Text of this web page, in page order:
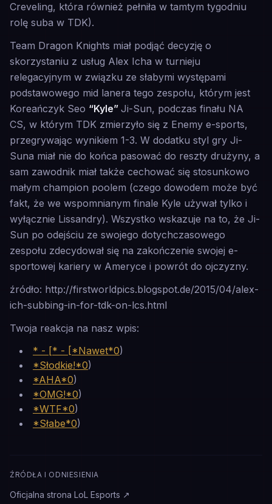
Creveling, która również pełniła w tamtym tygodniu
rolę suba w TDK).
Team Dragon Knights miał podjąć decyzję o
skorzystaniu z usług Alex Icha w turnieju
relegacyjnym w związku ze słabymi występami
podstawowego mid lanera tego zespołu, którym jest
Koreańczyk Seo “Kyle” Ji-Sun, podczas finału NA
CS, w którym TDK zmierzyło się z Enemy e-sports,
przegrywając wynikiem 1-3. W dodatku styl gry Ji-
Suna miał nie do końca pasować do reszty drużyny, a
sam zawodnik miał także cechować się stosunkowo
małym champion poolem (czego dowodem może być
fakt, że we wspomnianym finale Kyle używał tylko i
wyłącznie Lissandry). Wszystko wskazuje na to, że Ji-
Sun po odejściu ze swojego dotychczasowego
zespołu zdecydował się na zakończenie swojej e-
sportowej kariery w Ameryce i powrót do ojczyzny.
źródło: http://firstworldpics.blogspot.de/2015/04/alex-
ich-subbing-in-for-tdk-on-lcs.html
Twoja reakcja na nasz wpis:
* - [* - [*Nawet*0)
*Słodkie!*0)
*AHA*0)
*OMG!*0)
*WTF*0)
*Słabe*0)
ŹRÓDŁA I ODNIESIENIA
Oficjalna strona LoL Esports ↗